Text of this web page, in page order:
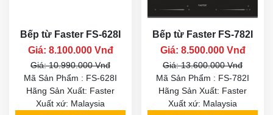
Bếp từ Faster FS-628I
Giá: 8.100.000 Vnđ
Giá: 10.990.000 Vnđ
Mã Sản Phẩm : FS-628I
Hãng Sản Xuất: Faster
Xuất xứ: Malaysia
Bếp từ Faster FS-782I
Giá: 8.500.000 Vnđ
Giá: 13.600.000 Vnđ
Mã Sản Phẩm : FS-782I
Hãng Sản Xuất: Faster
Xuất xứ: Malaysia